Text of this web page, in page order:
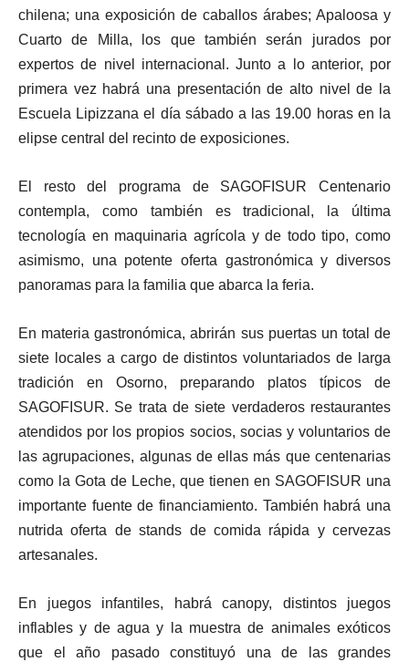
chilena; una exposición de caballos árabes; Apaloosa y
Cuarto de Milla, los que también serán jurados por
expertos de nivel internacional. Junto a lo anterior, por
primera vez habrá una presentación de alto nivel de la
Escuela Lipizzana el día sábado a las 19.00 horas en la
elipse central del recinto de exposiciones.
El resto del programa de SAGOFISUR Centenario
contempla, como también es tradicional, la última
tecnología en maquinaria agrícola y de todo tipo, como
asimismo, una potente oferta gastronómica y diversos
panoramas para la familia que abarca la feria.
En materia gastronómica, abrirán sus puertas un total de
siete locales a cargo de distintos voluntariados de larga
tradición en Osorno, preparando platos típicos de
SAGOFISUR. Se trata de siete verdaderos restaurantes
atendidos por los propios socios, socias y voluntarios de
las agrupaciones, algunas de ellas más que centenarias
como la Gota de Leche, que tienen en SAGOFISUR una
importante fuente de financiamiento. También habrá una
nutrida oferta de stands de comida rápida y cervezas
artesanales.
En juegos infantiles, habrá canopy, distintos juegos
inflables y de agua y la muestra de animales exóticos
que el año pasado constituyó una de las grandes